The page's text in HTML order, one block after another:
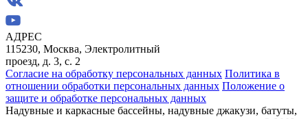
АДРЕС
115230, Москва, Электролитный
проезд, д. 3, с. 2
Согласие на обработку персональных данных Политика в
отношении обработки персональных данных Положение о
защите и обработке персональных данных
Надувные и каркасные бассейны, надувные джакузи, батуты,